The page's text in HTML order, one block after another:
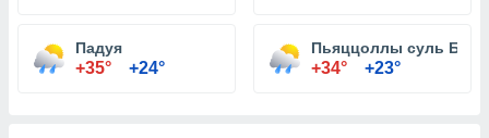
Падуя
+35° +24°
Пьяццоллы суль
+34° +23°